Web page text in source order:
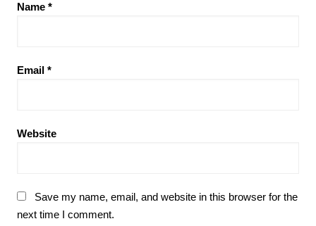
Name *
Email *
Website
Save my name, email, and website in this browser for the
next time I comment.